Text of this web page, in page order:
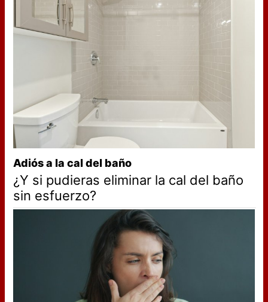
Adiós a la cal del baño
¿Y si pudieras eliminar la cal del baño
sin esfuerzo?